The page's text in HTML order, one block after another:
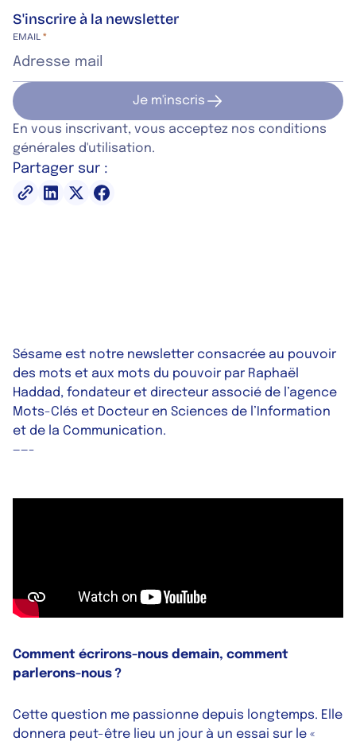
S'inscrire à la newsletter
EMAIL *
Site web de l’entreprise
Je m'inscris
En vous inscrivant, vous acceptez nos conditions
générales d'utilisation.
Partager sur :
Sésame est notre newsletter consacrée au pouvoir
des mots et aux mots du pouvoir par Raphaël
Haddad, fondateur et directeur associé de l’agence
Mots-Clés et Docteur en Sciences de l’Information
et de la Communication.
——-
Comment écrirons-nous demain, comment
parlerons-nous ?
Cette question me passionne depuis longtemps. Elle
donnera peut-être lieu un jour à un essai sur le «